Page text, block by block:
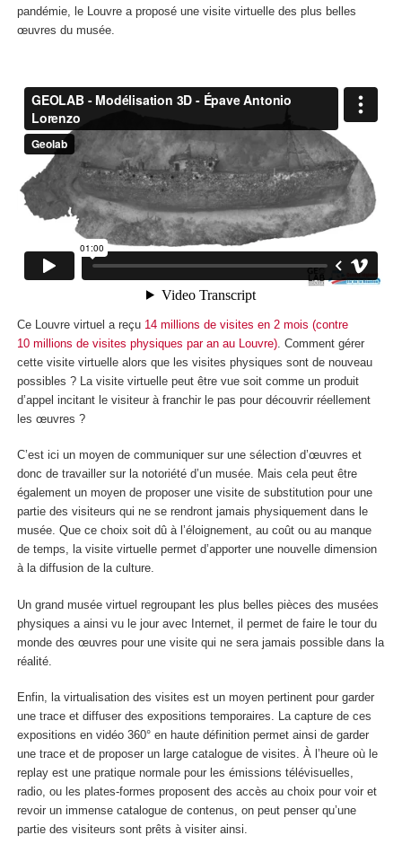
pandémie, le Louvre a proposé une visite virtuelle des plus belles
œuvres du musée.
Ce Louvre virtuel a reçu 14 millions de visites en 2 mois (contre
10 millions de visites physiques par an au Louvre) . Comment gérer
cette visite virtuelle alors que les visites physiques sont de nouveau
possibles ? La visite virtuelle peut être vue soit comme un produit
d’appel incitant le visiteur à franchir le pas pour découvrir réellement
les œuvres ?
C’est ici un moyen de communiquer sur une sélection d’œuvres et
donc de travailler sur la notoriété d’un musée. Mais cela peut être
également un moyen de proposer une visite de substitution pour une
partie des visiteurs qui ne se rendront jamais physiquement dans le
musée. Que ce choix soit dû à l’éloignement, au coût ou au manque
de temps, la visite virtuelle permet d’apporter une nouvelle dimension
à la diffusion de la culture.
Un grand musée virtuel regroupant les plus belles pièces des musées
physiques a ainsi vu le jour avec Internet, il permet de faire le tour du
monde des œuvres pour une visite qui ne sera jamais possible dans la
réalité.
Enfin, la virtualisation des visites est un moyen pertinent pour garder
une trace et diffuser des expositions temporaires. La capture de ces
expositions en vidéo 360° en haute définition permet ainsi de garder
une trace et de proposer un large catalogue de visites. À l’heure où le
replay est une pratique normale pour les émissions télévisuelles,
radio, ou les plates-formes proposent des accès au choix pour voir et
revoir un immense catalogue de contenus, on peut penser qu’une
partie des visiteurs sont prêts à visiter ainsi.